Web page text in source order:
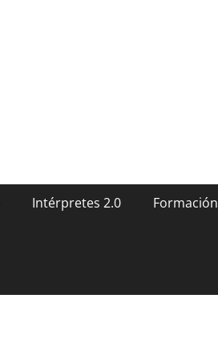
Intérpretes 2.0 Formación